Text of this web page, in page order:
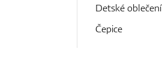
Detské oblečení
Čepice